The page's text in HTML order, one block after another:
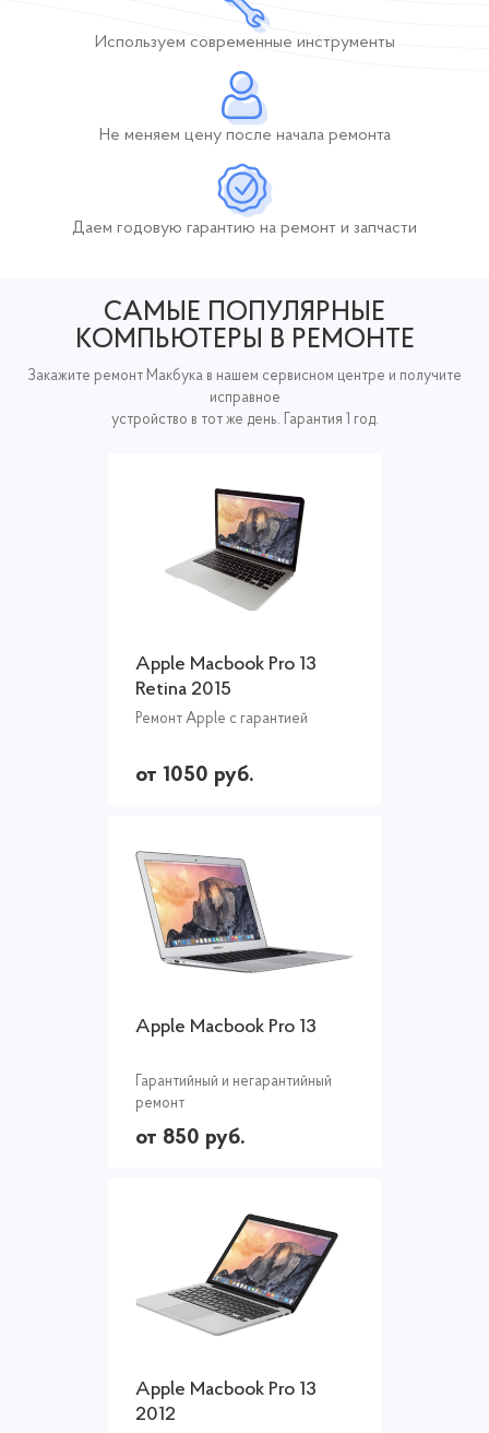
Используем современные инструменты
Не меняем цену после начала ремонта
Даем годовую гарантию на ремонт и запчасти
САМЫЕ ПОПУЛЯРНЫЕ
КОМПЬЮТЕРЫ В РЕМОНТЕ
Закажите ремонт Макбука в нашем сервисном центре и получите
исправное
устройство в тот же день. Гарантия 1 год.
Apple Macbook Pro 13
Retina 2015
Ремонт Apple с гарантией
от 1050 руб.
Apple Macbook Pro 13
Гарантийный и негарантийный
ремонт
от 850 руб.
Apple Macbook Pro 13
2012